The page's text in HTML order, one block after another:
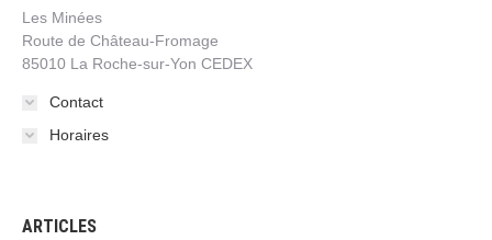
Les Minées
Route de Château-Fromage
85010 La Roche-sur-Yon CEDEX
Contact
Horaires
ARTICLES